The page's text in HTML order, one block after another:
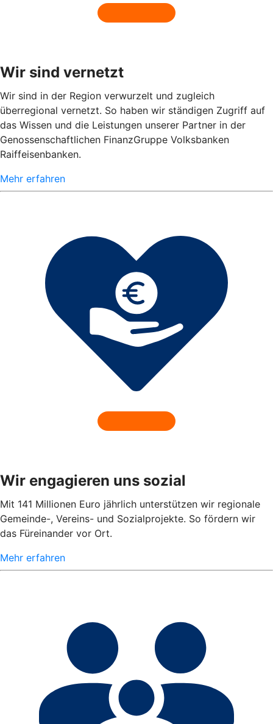
Wir sind vernetzt
Wir sind in der Region verwurzelt und zugleich
überregional vernetzt. So haben wir ständigen Zugriff auf
das Wissen und die Leistungen unserer Partner in der
Genossenschaftlichen FinanzGruppe Volksbanken
Raiffeisenbanken.
Mehr erfahren
Wir engagieren uns sozial
Mit 141 Millionen Euro jährlich unterstützen wir regionale
Gemeinde-, Vereins- und Sozialprojekte. So fördern wir
das Füreinander vor Ort.
Mehr erfahren